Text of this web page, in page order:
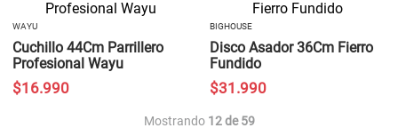
WAYU
Cuchillo 44Cm Parrillero
Profesional Wayu
$16.990
BIGHOUSE
Disco Asador 36Cm Fierro
Fundido
$31 .990
Mostrando 12 de 59